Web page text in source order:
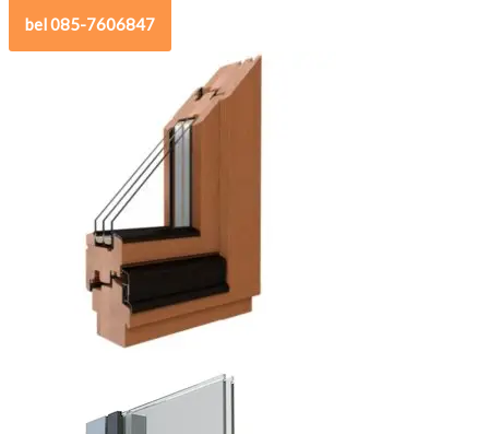
bel 085-7606847